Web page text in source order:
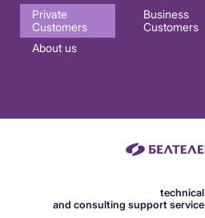
Основная
навигация
Private
Customers
Business
Customers
About us
technical
and consulting support service